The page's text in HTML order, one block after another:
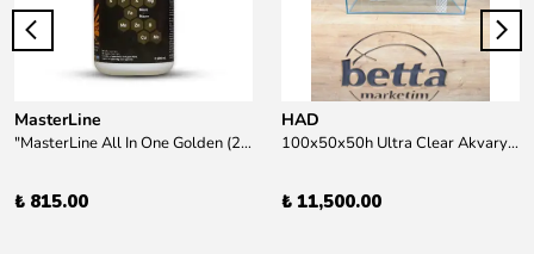
MasterLine
"MasterLine All In One Golden (200 ml) Daha yüksek zorluk derecesine sahip bitkiler için Özel formül Tam Besin "
₺ 815.00
HAD
100x50x50h Ultra Clear Akvaryum 10mm 90derece Birleşim /Sadece Otobüs Kargosu ile Gönderim Yapılır !
₺ 11,500.00